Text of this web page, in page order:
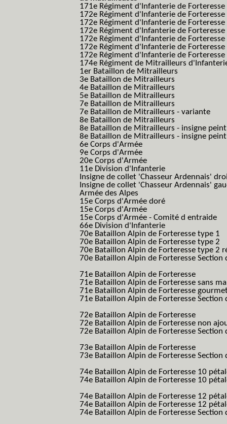
171e Régiment d'Infanterie de
172e Régiment d'Infanterie de Forteresse
172e Régiment d'Infanterie de Forteresse
172e Régiment d'Infanterie de
172e Régiment d'Infanterie de
172e Régiment d'Infanterie de
172e Régiment d'Infanterie de
174e Régiment de Mitrailleurs
1er Bataillon de Mitrailleurs
3e Bataillon de Mitrailleurs
4e Bataillon de Mitrailleurs
5e Bataillon de Mitrailleurs
7e Bataillon de Mitrailleurs
7e Bataillon de Mitrailleurs - variante
8e Bataillon de Mitrailleurs
8e Bataillon de Mitrailleurs - insigne peint
8e Bataillon de Mitrailleurs - insigne
6e Corps d'Armée
9e Corps d'Armée
20e Corps d'Armée
11e Division d'Infanterie
Insigne de collet 'Chasseur Ardennais'
Insigne de collet 'Chasseur Ardennais'
Armée des Alpes
15e Corps d'Armée doré
15e Corps d'Armée
15e Corps d'Armée - Comité d entraide
66e Division d'Infanterie
70e Bataillon Alpin de Forteresse type 1
70e Bataillon Alpin de Forteresse type 2
70e Bataillon Alpin de Forteresse type 2
70e Bataillon Alpin de Forteresse
71e Bataillon Alpin de Forteresse
71e Bataillon Alpin de Forteresse sans
71e Bataillon Alpin de Forteresse
71e Bataillon Alpin de Forteresse
72e Bataillon Alpin de Forteresse
72e Bataillon Alpin de Forteresse non
72e Bataillon Alpin de Forteresse
73e Bataillon Alpin de Forteresse
73e Bataillon Alpin de Forteresse
74e Bataillon Alpin de Forteresse 10
74e Bataillon Alpin de Forteresse 10
74e Bataillon Alpin de Forteresse 12
74e Bataillon Alpin de Forteresse 12
74e Bataillon Alpin de Forteresse